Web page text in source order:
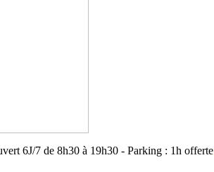
6J/7 de 8h30 à 19h30 - Parking : 1h offerte